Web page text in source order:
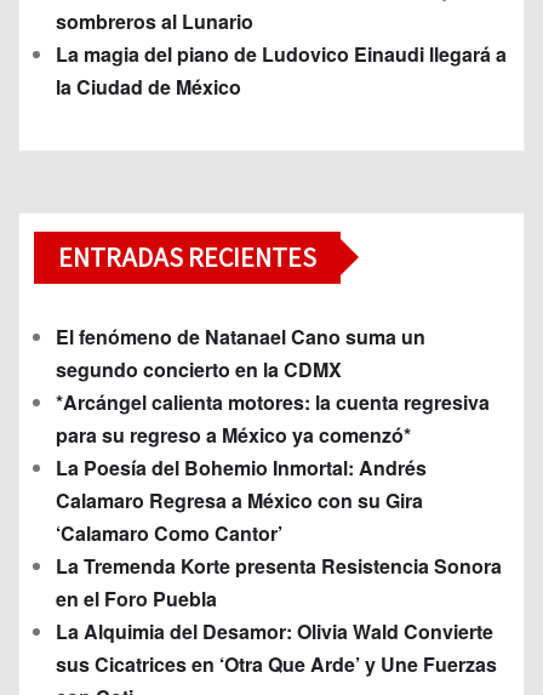
sombreros al Lunario
La magia del piano de Ludovico Einaudi llegará a
la Ciudad de México
ENTRADAS RECIENTES
El fenómeno de Natanael Cano suma un
segundo concierto en la CDMX
*Arcángel calienta motores: la cuenta regresiva
para su regreso a México ya comenzó*
La Poesía del Bohemio Inmortal: Andrés
Calamaro Regresa a México con su Gira
‘Calamaro Como Cantor’
La Tremenda Korte presenta Resistencia Sonora
en el Foro Puebla
La Alquimia del Desamor: Olivia Wald Convierte
sus Cicatrices en ‘Otra Que Arde’ y Une Fuerzas